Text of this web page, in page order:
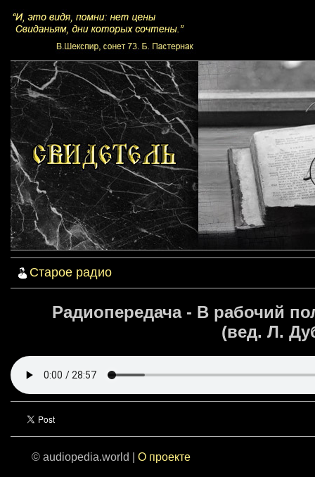
Старое радио
Радиопередача - В рабочий
(вед. Л.
© audiopedia.world | О проекте